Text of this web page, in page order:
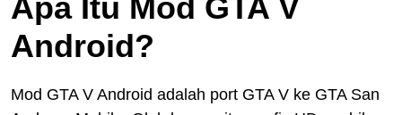
Apa Itu Mod GTA V
Android?
Mod GTA V Android adalah port GTA V ke GTA San